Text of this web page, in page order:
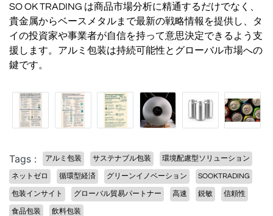
SO OK TRADING は商品市場分析に精通するだけでなく、
貴金属からベースメタルまで最新の戦略情報を提供し、タ
イの投資家や事業者が自信を持って意思決定できるよう支
援します。アルミ包装は持続可能性とグローバル市場への
鍵です。
Tags : アルミ包装 サステナブル包装 環境配慮型ソリューション
ネットゼロ 循環型経済 グリーンイノベーション SOOKTRADING
包装インサイト グローバル貿易パートナー 高速 鋭敏 信頼性
食品包装 飲料包装